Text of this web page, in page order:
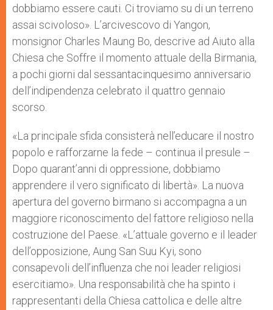
dobbiamo essere cauti. Ci troviamo su di un terreno
assai scivoloso». L’arcivescovo di Yangon,
monsignor Charles Maung Bo, descrive ad Aiuto alla
Chiesa che Soffre il momento attuale della Birmania,
a pochi giorni dal sessantacinquesimo anniversario
dell’indipendenza celebrato il quattro gennaio
scorso.
«La principale sfida consisterà nell’educare il nostro
popolo e rafforzarne la fede – continua il presule –
Dopo quarant’anni di oppressione, dobbiamo
apprendere il vero significato di libertà». La nuova
apertura del governo birmano si accompagna a un
maggiore riconoscimento del fattore religioso nella
costruzione del Paese. «L’attuale governo e il leader
dell’opposizione, Aung San Suu Kyi, sono
consapevoli dell’influenza che noi leader religiosi
esercitiamo». Una responsabilità che ha spinto i
rappresentanti della Chiesa cattolica e delle altre